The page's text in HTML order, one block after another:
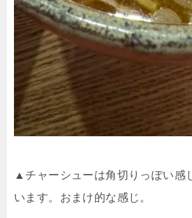
▲チャーシューは角切りっぽい感
います。おまけ的な感じ。